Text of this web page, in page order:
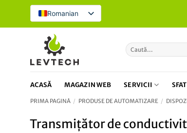
conținut
Romanian
Caută
după:
ACASĂ MAGAZIN WEB SERVICII
PRIMA PAGINĂ / PRODUSE DE AUTOMATIZARE /
Transmițător de